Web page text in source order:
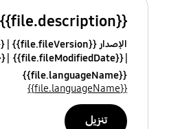
{{file.description}}
الإصدار {{file.fileVersion}}
MB
{{file.fileModifiedDate}}
{{file.languageName}}
{{file.languageName}}
تنزيل